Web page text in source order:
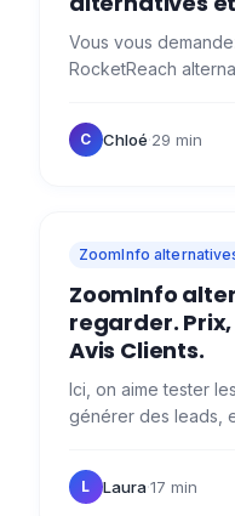
Vous vous
RocketReach
prospection ? 🤔 On
C Chloé·29 min
ZoomInfo
ZoomInfo
regarder.
Avis Clients.
Ici, on aime tester
générer des leads,
se fait de…
L Laura·17 min